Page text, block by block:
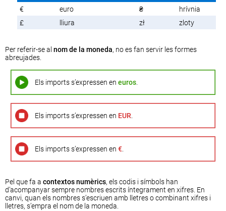
€
euro ₴
hrívnia
£
lliura zł zloty
Per referir-se al nom de la moneda, no es fan servir les formes
abreujades.
Els imports s’expressen eneuros.
Els imports s’expressen en EUR.
Els imports s’expressen en€.
Pel que fa a contextos numèrics, els codis i símbols han
d’acompanyar sempre nombres escrits íntegrament en xifres. En
canvi, quan els nombres s’escriuen amb lletres o combinant xifres i
lletres, s’empra el nom de la moneda.